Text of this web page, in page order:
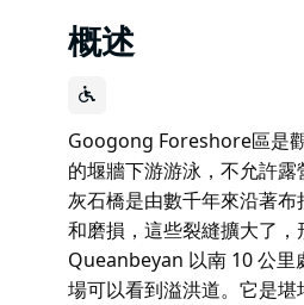
概述
Googong Foreshore區是
的堰牆下游游泳，不允許
灰石橋是由數千年來沿著
和磨損，這些裂縫擴大了
Queanbeyan 以南 10 公里
場可以看到溢洪道。它是堪